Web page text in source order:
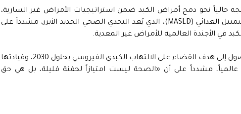
حالياً نحو دمج أمراض الكبد ضمن استراتيجيات الأمراض غير السارية،
خاصة مرض الكبد الدهني المرتبط بخلل التمثيل الغذائي (MASLD)، الذي يُعد التحدي الصحي الجديد الأبرز، مشدداً على
في الأجندة العالمية للأمراض غير المعدية.
واختتم الوزير كلمته مؤكداً التزام مصر بالوصول إلى هدف القضاء على الالتهاب الكبدي الفيروسي بحلول 2030، وقيادتها
عالمياً، مشدداً على أن «الصحة ليست امتيازاً لحفنة قليلة، بل هي حق